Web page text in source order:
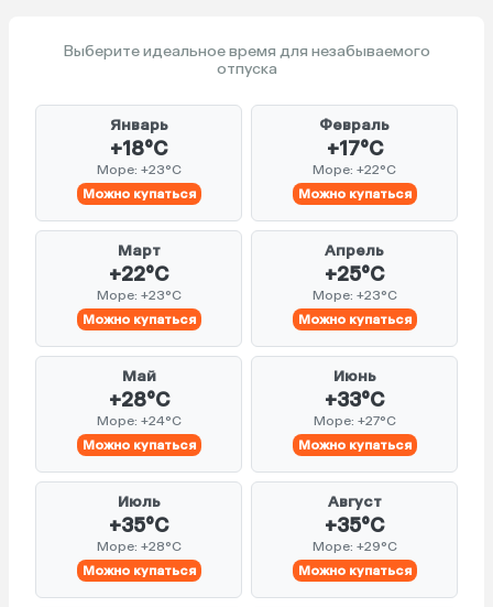
Выберите идеальное время для незабываемого
отпуска
Январь
+18°C
Море: +23°C
Можно купаться
Февраль
+17°C
Море: +22°C
Можно купаться
Март
+22°C
Море: +23°C
Можно купаться
Апрель
+25°C
Море: +23°C
Можно купаться
Май
+28°C
Море: +24°C
Можно купаться
Июнь
+33°C
Море: +27°C
Можно купаться
Июль
+35°C
Море: +28°C
Можно купаться
Август
+35°C
Море: +29°C
Можно купаться